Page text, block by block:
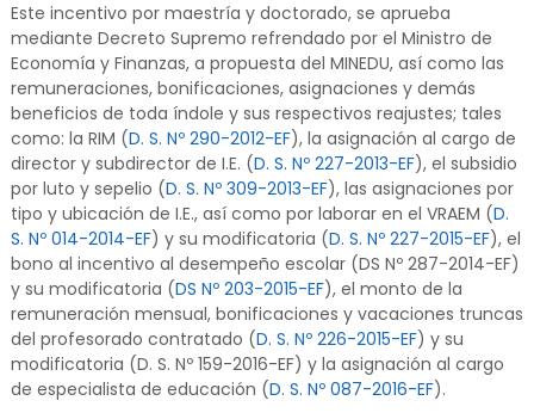
Este incentivo por maestría y doctorado, se aprueba
mediante Decreto Supremo refrendado por el Ministro de
Economía y Finanzas, a propuesta del MINEDU, así como las
remuneraciones, bonificaciones, asignaciones y demás
beneficios de toda índole y sus respectivos reajustes; tales
como: la RIM (D. S. Nº 290-2012-EF), la asignación al cargo de
director y subdirector de I.E. (D. S. Nº 227-2013-EF), el subsidio
por luto y sepelio (D. S. Nº 309-2013-EF), las asignaciones por
tipo y ubicación de I.E., así como por laborar en el VRAEM (D.
S. Nº 014-2014-EF) y su modificatoria (D. S. Nº 227-2015-EF), el
bono al incentivo al desempeño escolar (DS Nº 287-2014-EF)
y su modificatoria (DS Nº 203-2015-EF), el monto de la
remuneración mensual, bonificaciones y vacaciones truncas
del profesorado contratado (D. S. Nº 226-2015-EF) y su
modificatoria (D. S. Nº 159-2016-EF) y la asignación al cargo
de especialista de educación (D. S. Nº 087-2016-EF).